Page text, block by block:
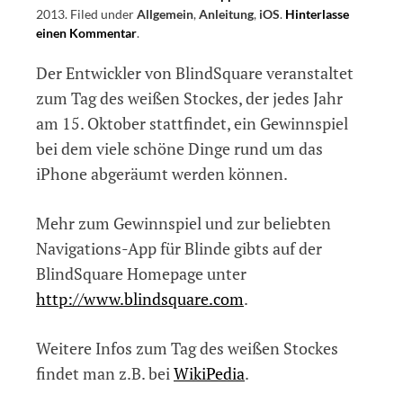
2013. Filed underAllgemein,Anleitung, iOS. Hinterlasse
einen Kommentaron
von
BlindSquare
zum
Tag
des
weißen
Stockes
.
Der Entwickler von BlindSquare veranstaltet
zum Tag des weißen Stockes, der jedes Jahr
am 15. Oktober stattfindet, ein Gewinnspiel
bei dem viele schöne Dinge rund um das
iPhone abgeräumt werden können.
Mehr zum Gewinnspiel und zur beliebten
Navigations-App für Blinde gibts auf der
BlindSquare Homepage unter
http://www.blindsquare.com.
Weitere Infos zum Tag des weißen Stockes
findet man z.B. bei WikiPedia.